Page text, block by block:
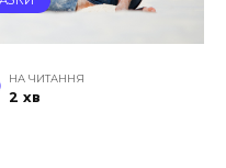
НА ЧИТАННЯ
2 хв